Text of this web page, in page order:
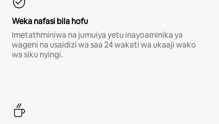
Weka nafasi bila hofu
Imetathminiwa na jumuiya yetu inayoaminika ya
wageni na usaidizi wa saa 24 wakati wa ukaaji wako
wa siku nyingi.